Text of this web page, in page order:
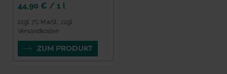
zzgl. 7% MwSt.
zzgl.
Versandkosten
44,90 € / 1 l
ZUM PRODUKT